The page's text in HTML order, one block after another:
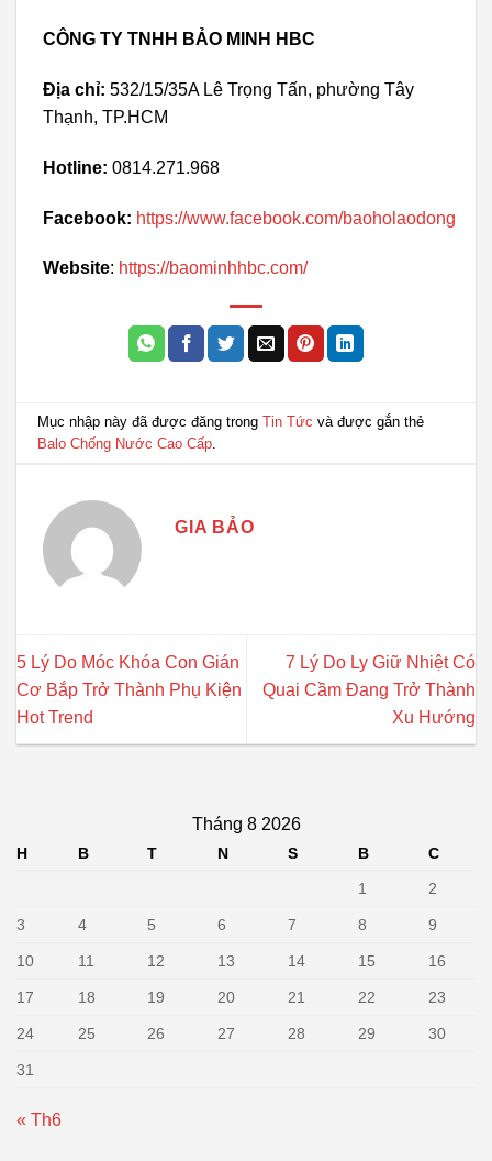
CÔNG TY TNHH BẢO MINH HBC
Địa chỉ: 532/15/35A Lê Trọng Tấn, phường Tây
Thạnh, TP.HCM
Hotline: 0814.271.968
Facebook: https://www.facebook.com/baoholaodong
Website: https://baominhhbc.com/
Mục nhập này đã được đăng trongTin Tức và được gắn thẻ
Balo Chống Nước Cao Cấp
GIA BẢO
5 Lý Do Móc Khóa Con Gián
Cơ Bắp Trở Thành Phụ Kiện
Hot Trend
7 Lý Do Ly Giữ Nhiệt Có
Quai Cầm Đang Trở Thành
Xu Hướng
Tháng 8 2026
H B T N S B
C
1
2
3 4 5 6 7 8 9
10 11 12 13 14 15 16
17 18 19 20 21 22 23
24 25 26 27 28 29 30
31
« Th6